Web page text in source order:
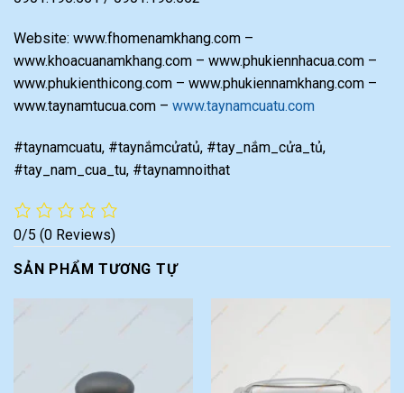
Website: www.fhomenamkhang.com –
www.khoacuanamkhang.com – www.phukiennhacua.com –
www.phukienthicong.com – www.phukiennamkhang.com –
www.taynamtucua.com – www.taynamcuatu.com
#taynamcuatu, #taynắmcửatủ, #tay_nắm_cửa_tủ,
#tay_nam_cua_tu, #taynamnoithat
0/5 (0 Reviews)
SẢN PHẨM TƯƠNG TỰ